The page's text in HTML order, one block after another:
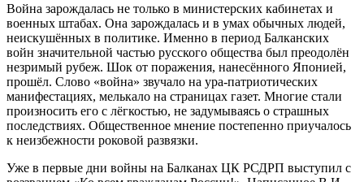
Война зарождалась не только в министерских кабинетах и
военных штабах. Она зарождалась и в умах обычных людей,
неискушённых в политике. Именно в период Балканских
войн значительной частью русского общества был преодолён
незримый рубеж. Шок от поражения, нанесённого Японией,
прошёл. Слово «война» звучало на ура-патриотических
манифестациях, мелькало на страницах газет. Многие стали
произносить его с лёгкостью, не задумываясь о страшных
последствиях. Общественное мнение постепенно приучалось
к неизбежности роковой развязки.
Уже в первые дни войны на Балканах ЦК РСДРП выступил с